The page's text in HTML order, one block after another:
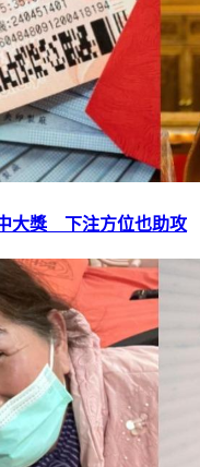
大獎 下注方位也助攻